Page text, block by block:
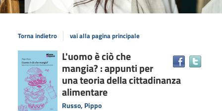
Torna indietro vai alla pagina principale
Dettaglio
del
documento
L'uomo è ciò che
mangia? : appunti per
una teoria della cittadinanza
alimentare
Russo, Pippo